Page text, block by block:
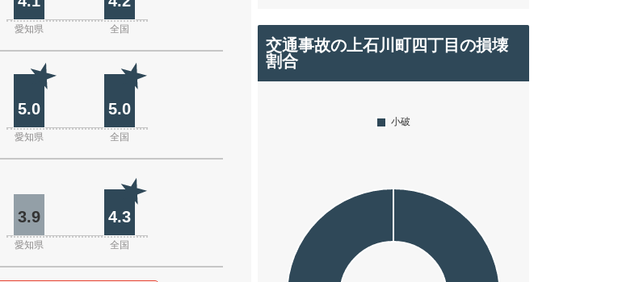
愛知県 全国
5.0 5.0
愛知県 全国
3.9 4.3
愛知県 全国
交通事故の上石川町四丁目の損壊
割合